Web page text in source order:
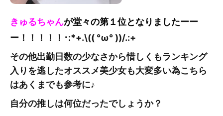
きゅるちゃんが堂々の第１位となりましたーー
ー！！！！！ ･:*+.\(( °ω° ))/.:+
その他出勤日数の少なさから惜しくもランキング
入りを逃したオススメ美少女も大変多い為こちら
はあくまでも参考に♪
自分の推しは何位だったでしょうか？